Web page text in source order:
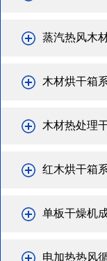
蒸汽热风木
木材烘干箱
木材热处理
红木烘干箱
单板干燥机
电加热热风